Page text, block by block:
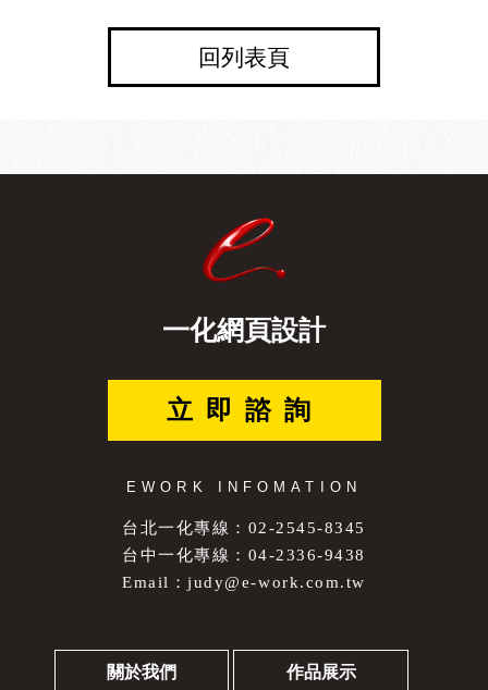
回列表頁
一化網頁設計
立即諮詢
EWORK INFOMATION
台北一化專線：02-2545-8345
台中一化專線：04-2336-9438
Email：judy@e-work.com.tw
關於我們 作品展示